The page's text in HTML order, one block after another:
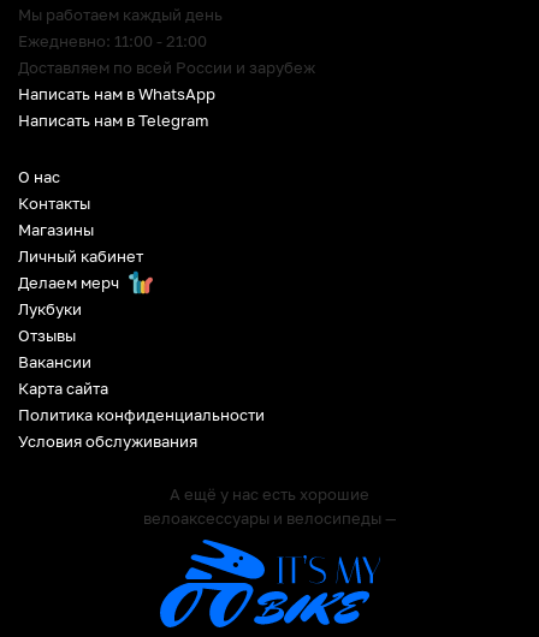
О нас
Контакты
Магазины
Личный кабинет
Делаем мерч
Лукбуки
Отзывы
Вакансии
Карта сайта
Политика конфиденциальности
Условия обслуживания
А ещё у нас есть хорошие
велоаксессуары и велосипеды —
Мы работаем каждый день
Ежедневно: 11:00 - 21:00
Доставляем по всей России и зарубеж
Написать нам в WhatsApp
Написать нам в Telegram